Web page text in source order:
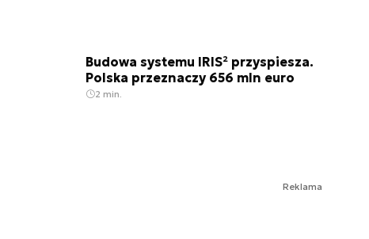
Budowa systemu IRIS² przyspiesza.
Polska przeznaczy 656 mln euro
2 min.
Reklama